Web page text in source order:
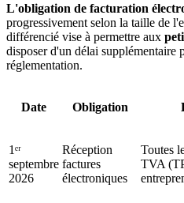
L'obligation de facturation
progressivement selon la taille de
différencié vise à permettre aux
disposer d'un délai supplémentaire
réglementation.
Date Obligation
1ᵉʳ
septembre
2026
Réception
factures
électroniques
Toutes
TVA